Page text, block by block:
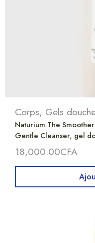
Corps, Gels
Naturium The
Gentle Cleanser, gel
18,000.00CFA